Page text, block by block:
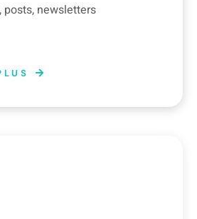
posts, newsletters